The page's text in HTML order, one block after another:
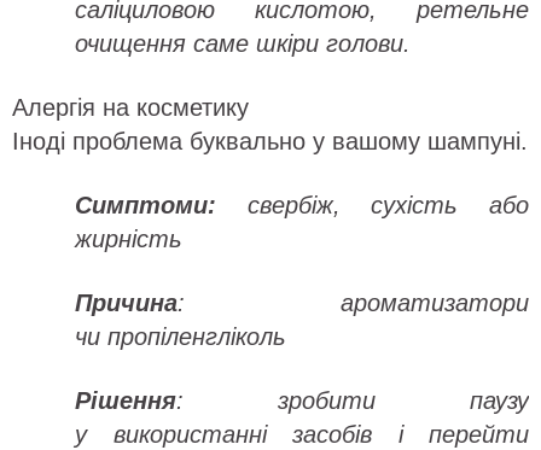
саліциловою кислотою, ретельне
очищення саме шкіри голови.
Алергія на косметику
Іноді проблема буквально у вашому шампуні.
Симптоми: свербіж, сухість або
жирність
Причина: ароматизатори
чи пропіленгліколь
Рішення: зробити паузу
у використанні засобів і перейти